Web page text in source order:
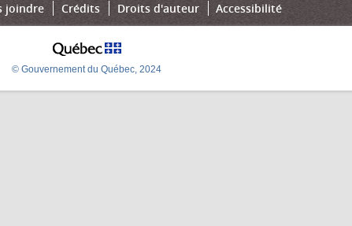
joindre Crédits Droits d'auteur Accessibilité
© Gouvernement du Québec, 2024